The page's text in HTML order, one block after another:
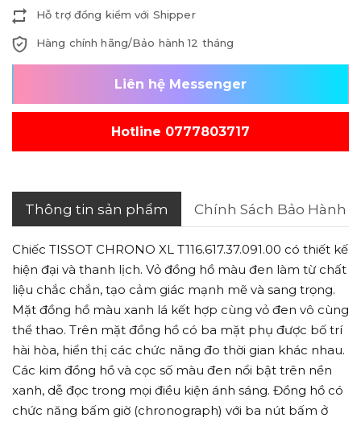
Hỗ trợ đồng kiểm với Shipper
Hàng chính hãng/Bảo hành 12 tháng
Liên hệ Messenger
Hotline 0777803717
Thông tin sản phẩm Chính Sách Bảo Hành
Chiếc TISSOT CHRONO XL T116.617.37.091.00 có thiết kế
hiện đại và thanh lịch. Vỏ đồng hồ màu đen làm từ chất
liệu chắc chắn, tạo cảm giác mạnh mẽ và sang trọng.
Mặt đồng hồ màu xanh lá kết hợp cùng vỏ đen vô cùng
thể thao. Trên mặt đồng hồ có ba mặt phụ được bố trí
hài hòa, hiển thị các chức năng đo thời gian khác nhau.
Các kim đồng hồ và cọc số màu đen nổi bật trên nền
xanh, dễ đọc trong mọi điều kiện ánh sáng. Đồng hồ có
chức năng bấm giờ (chronograph) với ba nút bấm ở